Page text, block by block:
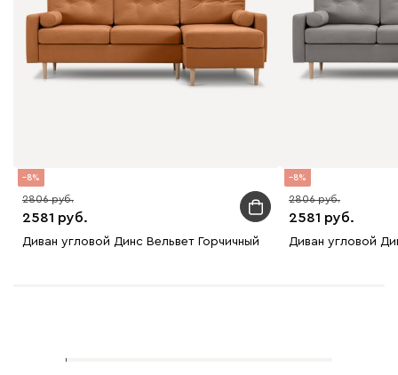
8
2581
2806
Диван угловой Динс Вельвет Горчичный
8
2581
2806
Диван угловой